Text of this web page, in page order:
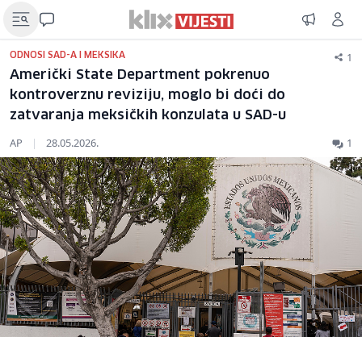
ODNOSI SAD-A I MEKSIKA 1
Američki State Department pokrenuo
kontroverznu reviziju, moglo bi doći do
zatvaranja meksičkih konzulata u SAD-u
AP | 28.05.2026. 1